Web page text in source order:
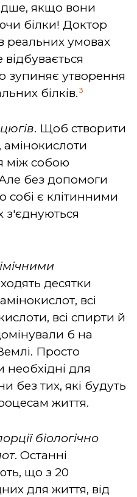
якщо вони
білки! Доктор
реальних умовах
відбувається
зупиняє утворення
білків. 3
. Щоб створити
амінокислоти
між собою
без допомоги
собі є клітинними
з'єднуються
десятки
всі
всі спирти й
б на
Просто
для
без тих, які будуть
життя.
біологічно
. Останні
що з 20
для життя, від